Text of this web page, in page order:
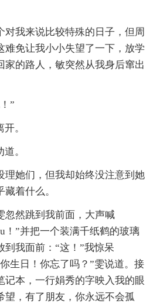
对我来说比较特殊的日子，但周
难免让我小小失望了一下，放学
家的路人，敏突然从我身后窜出
”
。
。
理她们，但我却始终没注意到她
着什么。
忽然跳到我前面，大声喊
！”并把一个装满千纸鹤的玻璃
我面前：“这！”我惊呆
生日！你忘了吗？”雯说道。接
记本，一行娟秀的字映入我的眼
望，有了朋友，你永远不会孤